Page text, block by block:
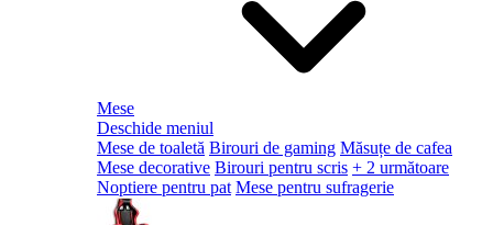
Mese
Deschide meniul
Mese de toaletă Birouri de gaming Măsuțe de cafea
Mese decorative Birouri pentru scris + 2 următoare
Noptiere pentru pat Mese pentru sufragerie